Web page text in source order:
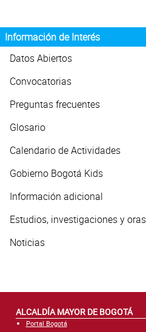
Información de Interés
Datos Abiertos
Convocatorias
Preguntas frecuentes
Glosario
Calendario de Actividades
Gobierno Bogotá Kids
Información adicional
Estudios, investigaciones y
Noticias
ALCALDÍA MAYOR DE BOGOTÁ
Portal Bogotá